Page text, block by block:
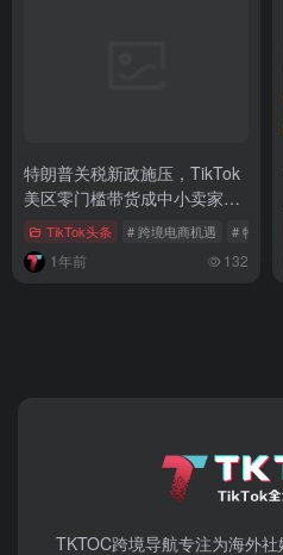
特朗普关税新政施压，TikTok
美区零门槛带货成中小卖家破
局点TikTok头条 # 跨境电商机遇 # 特朗
1年前 132
TKTOC跨境导航​专注为海外